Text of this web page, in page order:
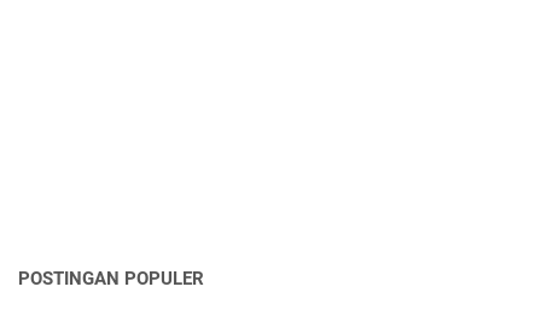
POSTINGAN POPULER